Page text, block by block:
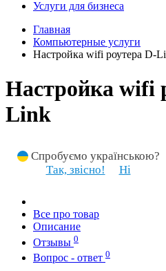
Услуги для бизнеса
Главная
Компьютерные услуги
Настройка wifi роутера D-
Настройка wifi
Link
Спробуємо українською?
Так, звісно!
Ні
Все про товар
Описание
Отзывы 0
Вопрос - ответ 0